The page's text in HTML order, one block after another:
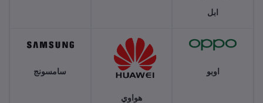
ابل
اوبو
هواوي
سامسونج